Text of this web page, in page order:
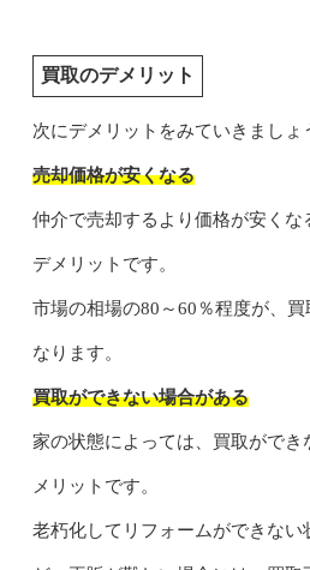
買取のデメリット
次にデメリットをみていきましょ
売却価格が安くなる
仲介で売却するより価格が安く
デメリットです。
市場の相場の80～60％程度が、
なります。
買取ができない場合がある
家の状態によっては、買取がで
メリットです。
老朽化してリフォームができない